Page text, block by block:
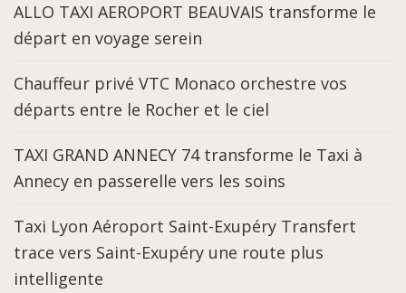
ALLO TAXI AEROPORT BEAUVAIS transforme le
départ en voyage serein
Chauffeur privé VTC Monaco orchestre vos
départs entre le Rocher et le ciel
TAXI GRAND ANNECY 74 transforme le Taxi à
Annecy en passerelle vers les soins
Taxi Lyon Aéroport Saint-Exupéry Transfert
trace vers Saint-Exupéry une route plus
intelligente